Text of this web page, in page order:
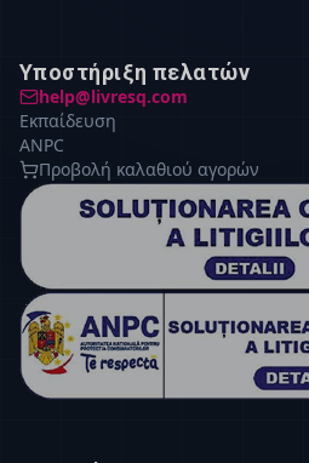
Υποστήριξη πελατών
help@livresq.com
Εκπαίδευση
ANPC
Προβολή καλαθιού αγορών